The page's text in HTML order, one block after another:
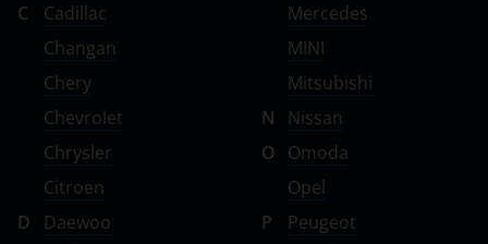
C
Cadillac
Changan
Chery
Chevrolet
Chrysler
Citroen
D
Daewoo
Mercedes
MINI
Mitsubishi
N
Nissan
O
Omoda
Opel
P
Peugeot